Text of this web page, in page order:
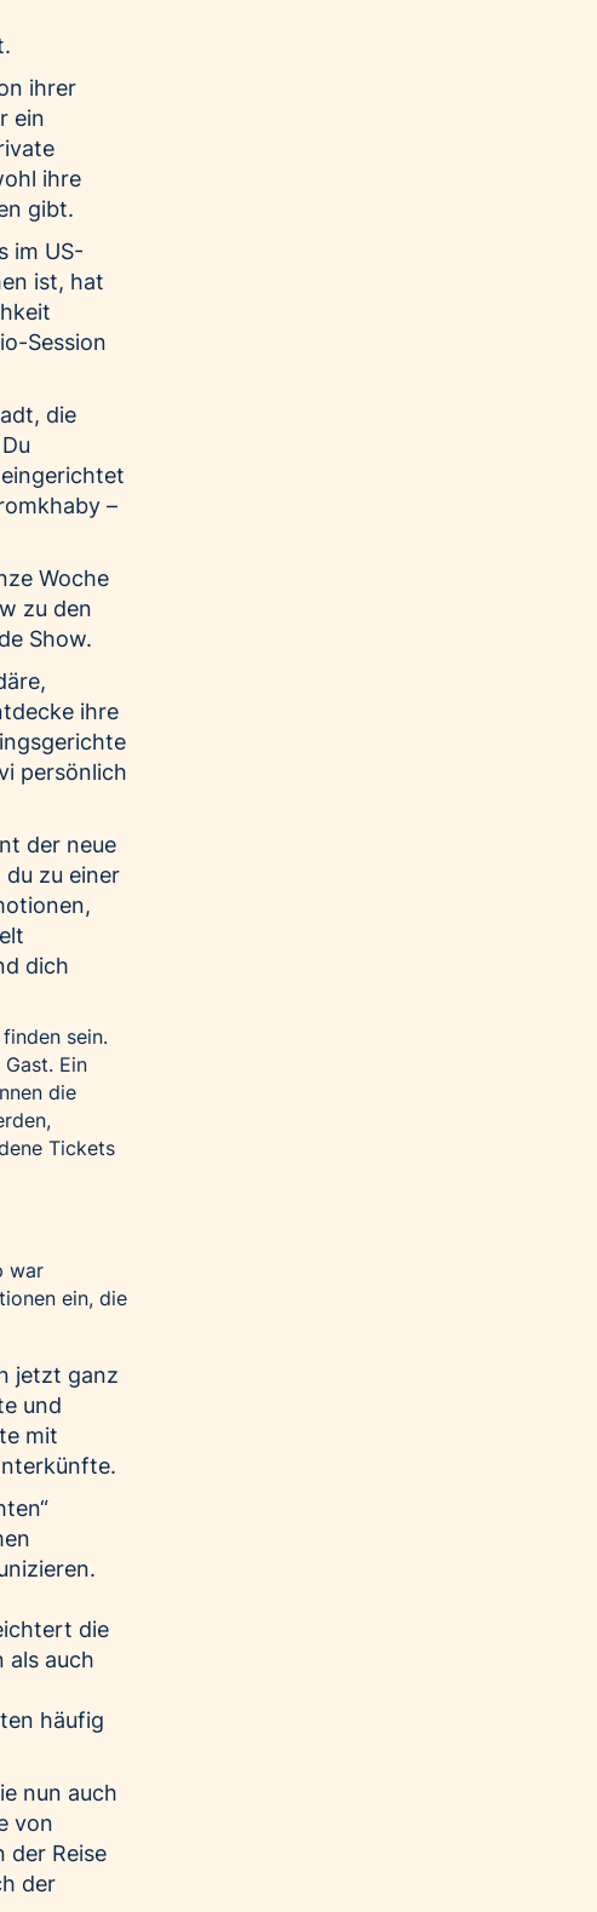
ihrer
ein
ihre
gibt.
im US-
ist, hat
Session
die
–
Woche
zu den
Show.
ihre
persönlich
der neue
du zu einer
dich
sein.
Ein
die
Tickets
war
ein, die
jetzt ganz
und
mit
die
als auch
häufig
nun auch
von
der Reise
der